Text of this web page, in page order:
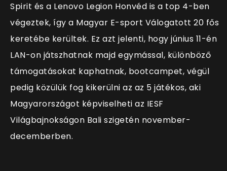
Spirit és a Lenovo Legion Honvéd is a top 4-ben
végeztek, így a Magyar E-sport Válogatott 20 fős
keretébe kerültek. Ez azt jelenti, hogy június 11-én
LAN-on játszhatnak majd egymással, különböző
támogatásokat kaphatnak, bootcampet, végül
pedig közülük fog kikerülni az az 5 játékos, aki
Magyarországot képviselheti az IESF
Világbajnokságon Bali szigetén november-
decemberben.